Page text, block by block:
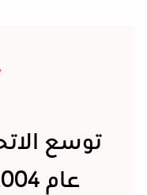
توسع